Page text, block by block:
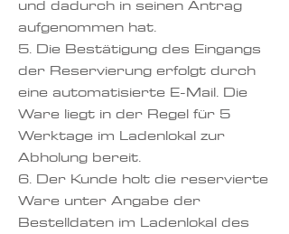
und dadurch in seinen Antrag
aufgenommen hat.
5. Die Bestätigung des Eingangs
der Reservierung erfolgt durch
eine automatisierte E-Mail. Die
Ware liegt in der Regel für 5
Werktage im Ladenlokal zur
Abholung bereit.
6. Der Kunde holt die reservierte
Ware unter Angabe der
Bestelldaten im Ladenlokal des